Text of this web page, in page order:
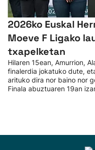
2026ko Euskal
Moeve F Ligako
txapelketan
Hilaren 15ean, Amurrion,
finalerdia jokatuko dute,
arituko dira nor baino nor
Finala abuztuaren 19an